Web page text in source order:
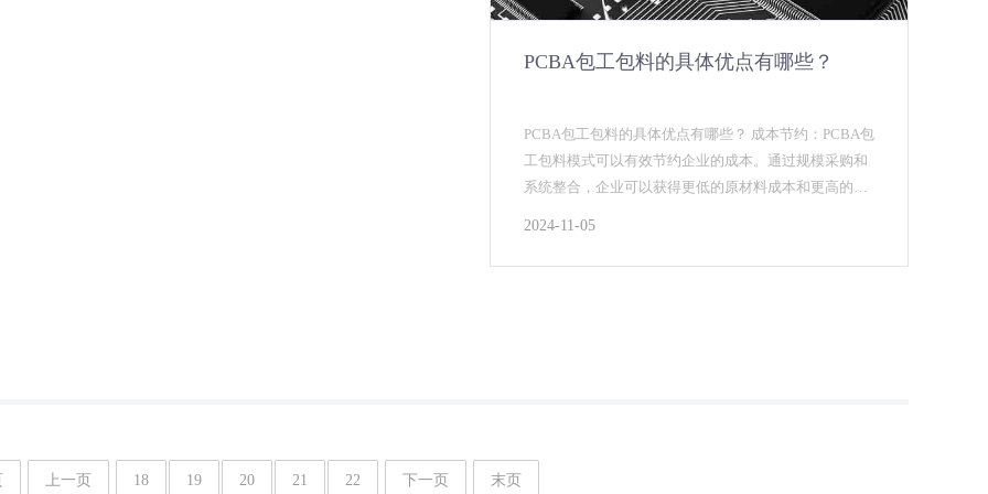
‌PCBA包工包料的具体优点有哪些？
‌PCBA包工包料的具体优点有哪些？‌ ‌成本节约‌：PCBA包
工包料模式可以有效节约企业的成本。通过规模采购和
系统整合，企业可以获得更低的原材料成本和更高的效
2024-11-05
上一页 18 19 20 21 22 下一页 末页